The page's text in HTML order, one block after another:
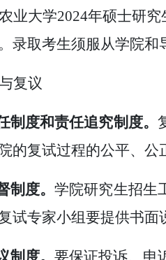
业大学2024年硕士研
录取考生须服从学院和
复议
制度和责任追究制度。
的复试过程的公平、公
制度。学院研究生招生
试专家小组要提供书
制度。 要保证投诉、申